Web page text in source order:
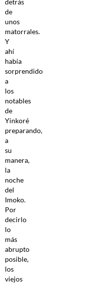
detrás
de
unos
matorrales.
Y
ahí
había
sorprendido
a
los
notables
de
Yinkoré
preparando,
a
su
manera,
la
noche
del
Imoko.
Por
decirlo
lo
más
abrupto
posible,
los
viejos